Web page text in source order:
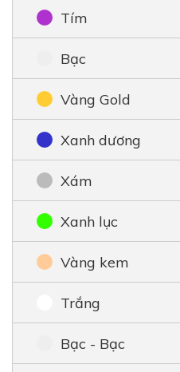
Tím
Bạc
Vàng Gold
Xanh dương
Xám
Xanh lục
Vàng kem
Trắng
Bạc - Bạc